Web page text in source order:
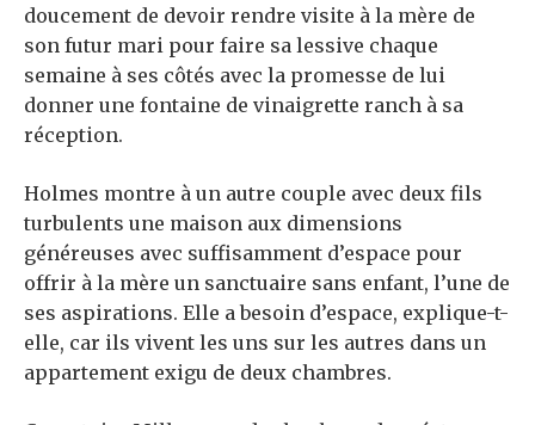
doucement de devoir rendre visite à la mère de
son futur mari pour faire sa lessive chaque
semaine à ses côtés avec la promesse de lui
donner une fontaine de vinaigrette ranch à sa
réception.
Holmes montre à un autre couple avec deux fils
turbulents une maison aux dimensions
généreuses avec suffisamment d’espace pour
offrir à la mère un sanctuaire sans enfant, l’une de
ses aspirations. Elle a besoin d’espace, explique-t-
elle, car ils vivent les uns sur les autres dans un
appartement exigu de deux chambres.